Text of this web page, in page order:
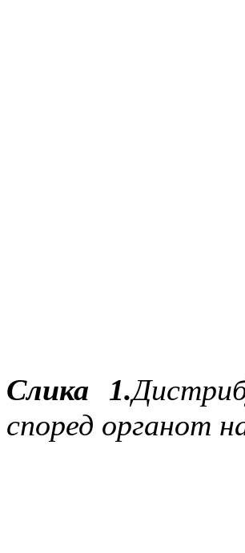
Слика 1.
според органот